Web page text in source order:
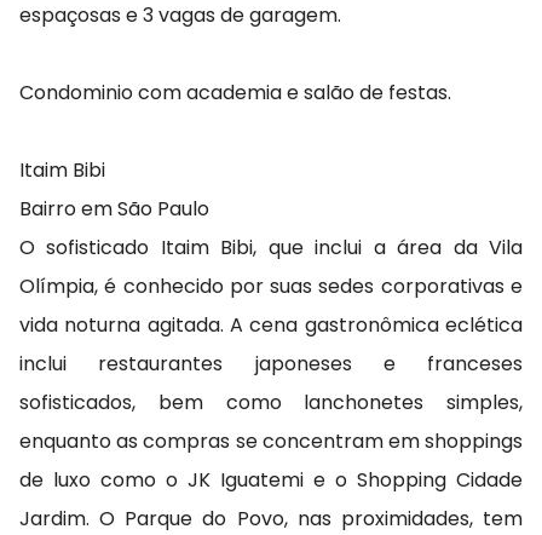
espaçosas e 3 vagas de garagem.
Condominio com academia e salão de festas.
Itaim Bibi
Bairro em São Paulo
O sofisticado Itaim Bibi, que inclui a área da Vila
Olímpia, é conhecido por suas sedes corporativas e
vida noturna agitada. A cena gastronômica eclética
inclui restaurantes japoneses e franceses
sofisticados, bem como lanchonetes simples,
enquanto as compras se concentram em shoppings
de luxo como o JK Iguatemi e o Shopping Cidade
Jardim. O Parque do Povo, nas proximidades, tem